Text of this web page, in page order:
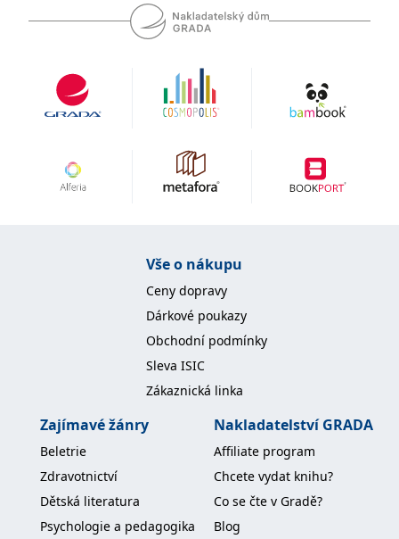
Vše o nákupu
Ceny dopravy
Dárkové poukazy
Obchodní podmínky
Sleva ISIC
Zákaznická linka
Zajímavé žánry
Beletrie
Zdravotnictví
Dětská literatura
Psychologie a pedagogika
Nakladatelství GRADA
Affiliate program
Chcete vydat knihu?
Co se čte v Gradě?
Blog